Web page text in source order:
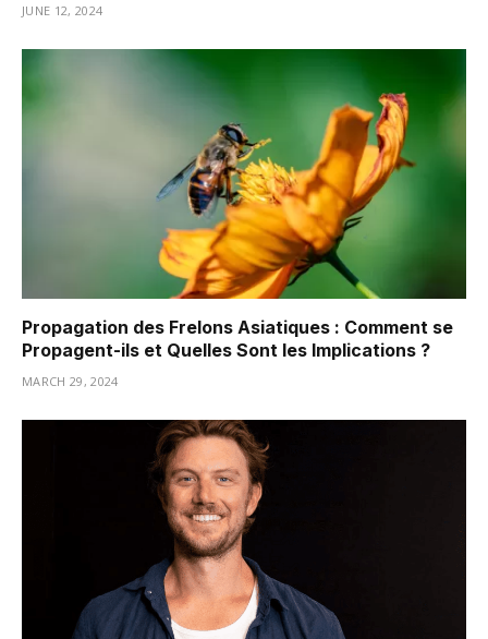
JUNE 12, 2024
Propagation des Frelons Asiatiques : Comment se
Propagent-ils et Quelles Sont les Implications ?
MARCH 29, 2024